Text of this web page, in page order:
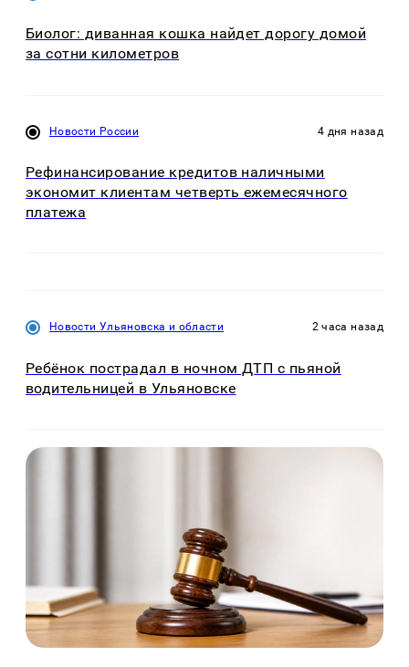
Биолог: диванная кошка найдет дорогу домой
за сотни километров
Новости России 4 дня назад
Рефинансирование кредитов наличными
экономит клиентам четверть ежемесячного
платежа
Новости Ульяновска и области 2 часа назад
Ребёнок пострадал в ночном ДТП с пьяной
водительницей в Ульяновске